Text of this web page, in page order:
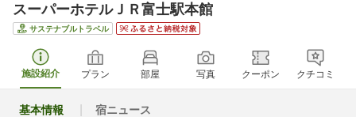
スーパーホテルＪＲ富士駅本館
サステナブルトラベル
施設紹介 プラン 部屋 写真 クーポン クチコミ
基本情報 宿ニュース